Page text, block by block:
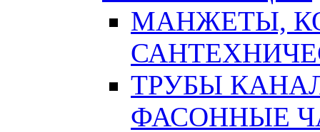
МАНЖЕТЫ,
ТРУБЫ
ФАСОННЫЕ